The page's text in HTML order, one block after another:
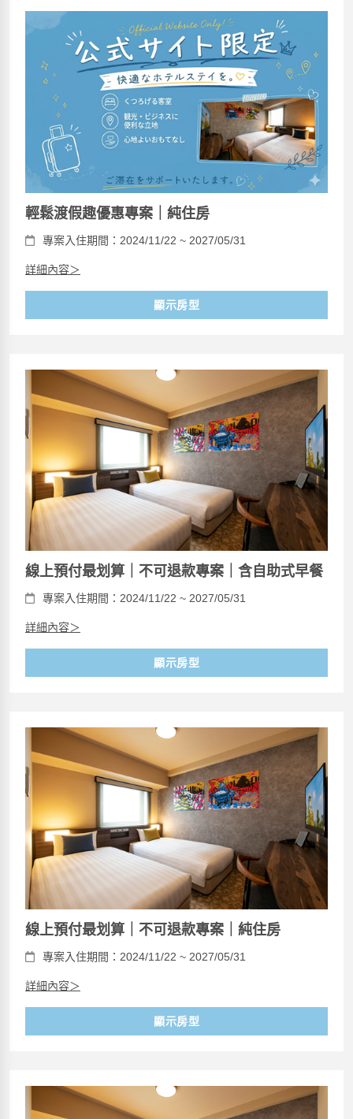
輕鬆渡假趣優惠專案｜純住房
專案入住期間：2024/11/22 ~ 2027/05/31
詳細內容＞
顯示房型
線上預付最划算｜不可退款專案｜含自助式早餐
專案入住期間：2024/11/22 ~ 2027/05/31
詳細內容＞
顯示房型
線上預付最划算｜不可退款專案｜純住房
專案入住期間：2024/11/22 ~ 2027/05/31
詳細內容＞
顯示房型